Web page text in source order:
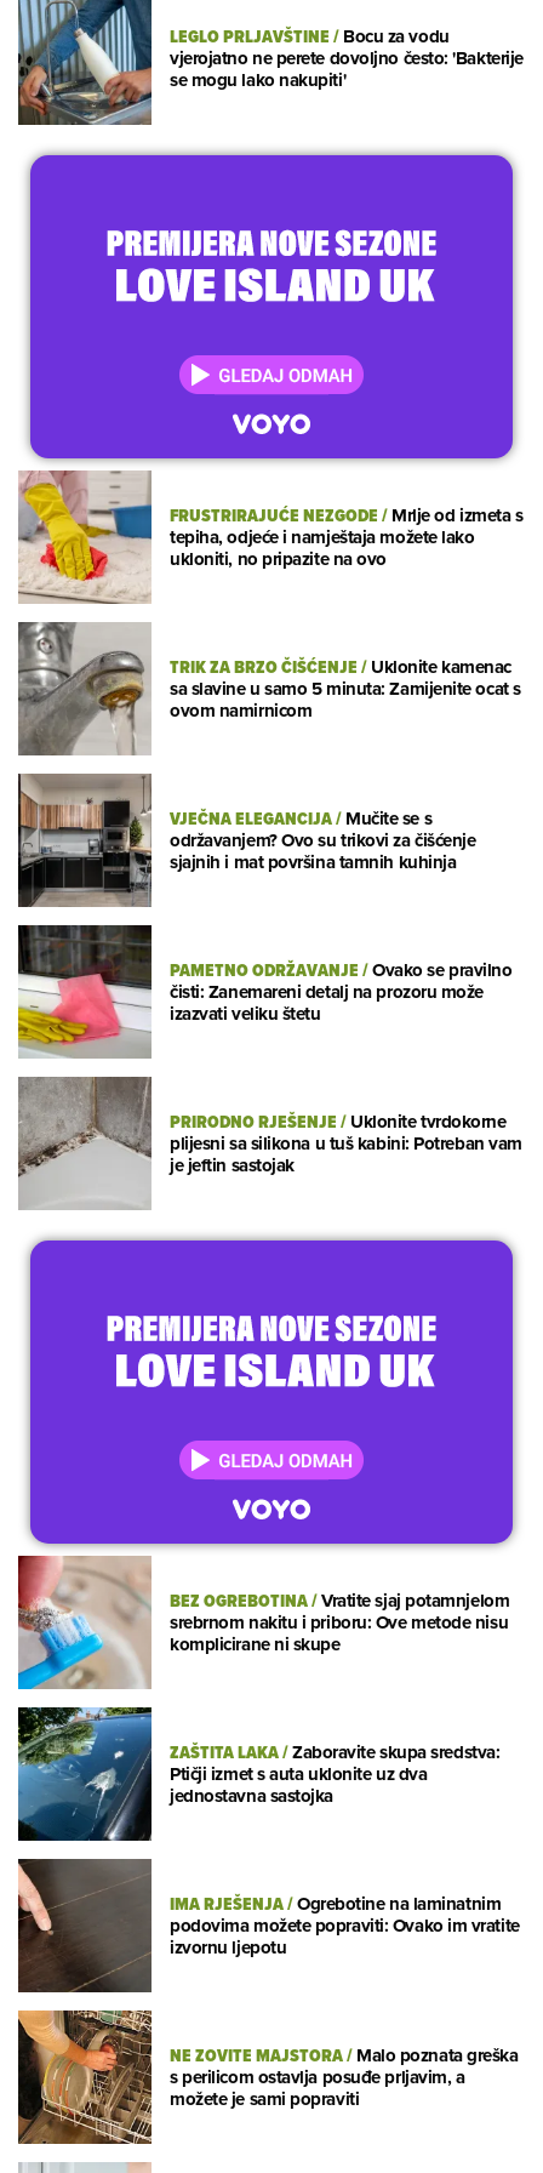
LEGLO PRLJAVŠTINE/Bocu za vodu
vjerojatno ne perete dovoljno često: 'Bakterije
se mogu lako nakupiti'
FRUSTRIRAJUĆE NEZGODE/Mrlje od izmeta s
tepiha, odjeće i namještaja možete lako
ukloniti, no pripazite na ovo
TRIK ZA BRZO ČIŠĆENJE/Uklonite kamenac
sa slavine u samo 5 minuta: Zamijenite ocat s
ovom namirnicom
VJEČNA ELEGANCIJA/Mučite se s
održavanjem? Ovo su trikovi za čišćenje
sjajnih i mat površina tamnih kuhinja
PAMETNO ODRŽAVANJE/Ovako se pravilno
čisti: Zanemareni detalj na prozoru može
izazvati veliku štetu
PRIRODNO RJEŠENJE/Uklonite tvrdokorne
plijesni sa silikona u tuš kabini: Potreban vam
je jeftin sastojak
BEZ OGREBOTINA/Vratite sjaj potamnjelom
srebrnom nakitu i priboru: Ove metode nisu
komplicirane ni skupe
ZAŠTITA LAKA/Zaboravite skupa sredstva:
Ptičji izmet s auta uklonite uz dva
jednostavna sastojka
IMA RJEŠENJA/Ogrebotine na laminatnim
podovima možete popraviti: Ovako im vratite
izvornu ljepotu
NE ZOVITE MAJSTORA/Malo poznata greška
s perilicom ostavlja posuđe prljavim, a
možete je sami popraviti